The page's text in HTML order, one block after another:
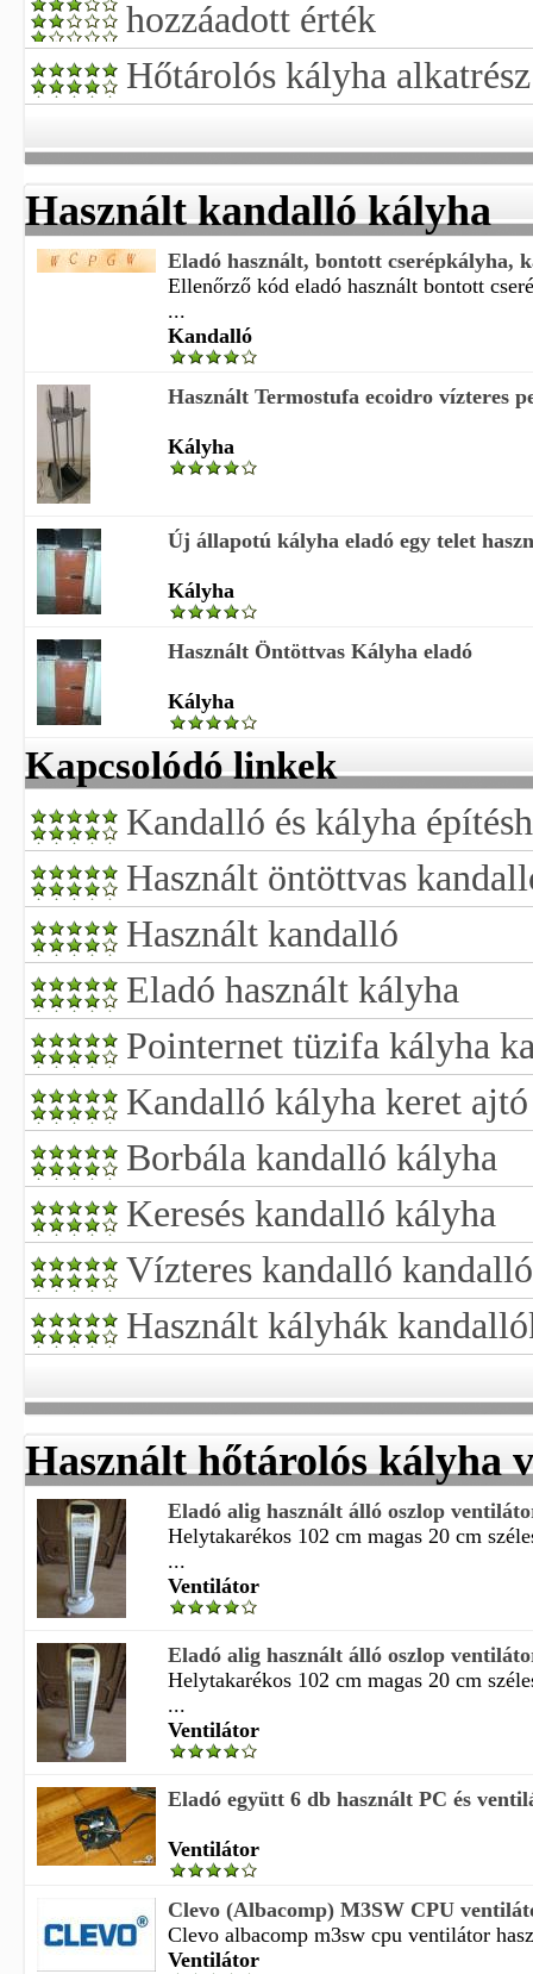
hozzáadott érték
Hőtárolós kályha alkatrész
Használt kandalló kályha
Eladó használt, bontott cserépkályha,
Ellenőrző kód eladó használt bontott
...
Kandalló
Használt Termostufa ecoidro vízteres
Kályha
Új állapotú kályha eladó egy telet
Kályha
Használt Öntöttvas Kályha eladó
Kályha
Kapcsolódó linkek
Kandalló és kályha
Használt öntöttvas
Használt kandalló
Eladó használt kályha
Pointernet tüzifa kályha
Kandalló kályha keret
Borbála kandalló kályha
Keresés kandalló kályha
Vízteres kandalló
Használt kályhák
Használt hőtárolós kályha
Eladó alig használt álló oszlop
Helytakarékos 102 cm magas 20 cm
...
Ventilátor
Eladó alig használt álló oszlop
Helytakarékos 102 cm magas 20 cm
...
Ventilátor
Eladó együtt 6 db használt PC és
Ventilátor
Clevo (Albacomp) M3SW CPU
Clevo albacomp m3sw cpu ventilátor
Ventilátor